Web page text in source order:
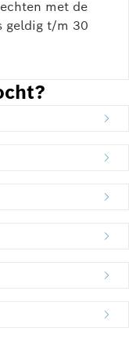
met de
geldig t/m 30